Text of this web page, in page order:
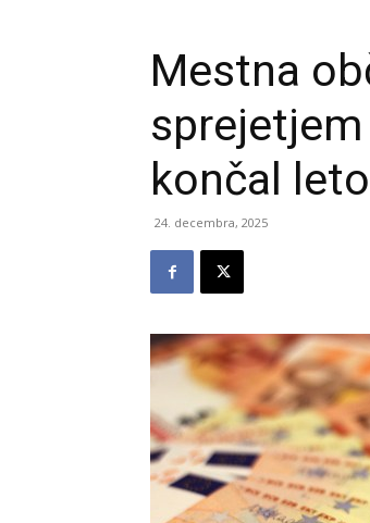
Mestna
končal
24. decembra, 2025